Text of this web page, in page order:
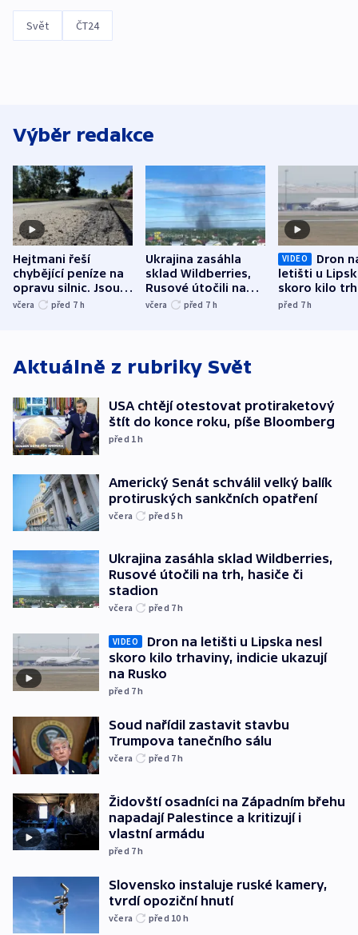
Svět ČT24
Výběr redakce
Hejtmani řeší
chybějící peníze na
opravu silnic. Jsou
nenárokové, namítá
včera před 7 h
Ukrajina zasáhla
sklad Wildberries,
Rusové útočili na
trh, hasiče či
včera před 7 h
VIDEO
Dron
letišti u
skoro kilo
indicie
před 7h
Aktuálně z rubriky Svět
USA chtějí otestovat protiraketový
štít do konce roku, píše Bloomberg
před 1h
Americký Senát schválil velký balík
protiruských sankčních opatření
včera před 5h
Ukrajina zasáhla sklad Wildberries,
Rusové útočili na trh, hasiče či
stadion
včera před 7h
VIDEO
Dron na letišti u Lipska nesl
skoro kilo trhaviny, indicie ukazují
na Rusko
před 7h
Soud nařídil zastavit stavbu
Trumpova tanečního sálu
včera před 7h
Židovští osadníci na Západním břehu
napadají Palestince a kritizují i
vlastní armádu
před 7h
Slovensko instaluje ruské kamery,
tvrdí opoziční hnutí
včera před 10 h